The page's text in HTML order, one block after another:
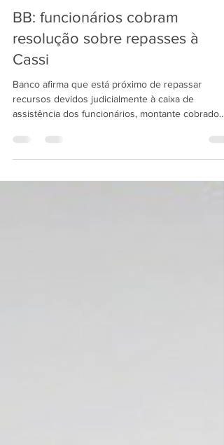
BB: funcionários cobram
resolução sobre repasses à
Banco afirma que está próximo de repassar
recursos devidos judicialmente à caixa de
há...